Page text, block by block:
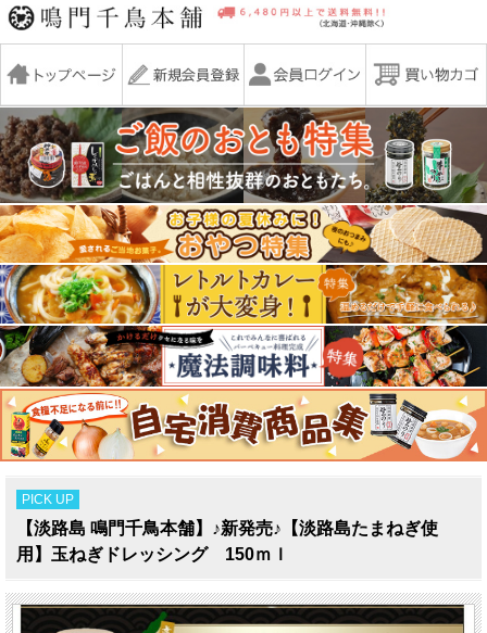
PICK UP
【淡路島 鳴門千鳥本舗】♪新発売♪【淡路島たまねぎ使
用】玉ねぎドレッシング 150ｍｌ